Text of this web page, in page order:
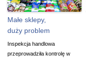
Małe sklepy,
duży problem
Inspekcja handlowa
przeprowadziła kontrolę w